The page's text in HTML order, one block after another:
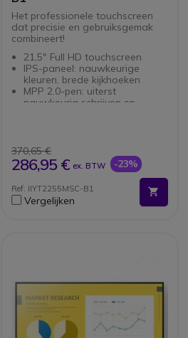
Het professionele touchscreen
dat precisie en gebruiksgemak
combineert!
21,5" Full HD touchscreen
IPS-paneel: nauwkeurige
kleuren, brede kijkhoeken
MPP 2.0-pen: uiterst
nauwkeurig schrijven en
Kantelbare standaard voor
optimaal comfort
HDMI-, DisplayPort- en USB
Geïntegreerde luidsprekers
voor multimediagebruik
370,65 €
286,95 € ex. BTW -23%
Ref: IIYT2255MSC-B1
Vergelijken